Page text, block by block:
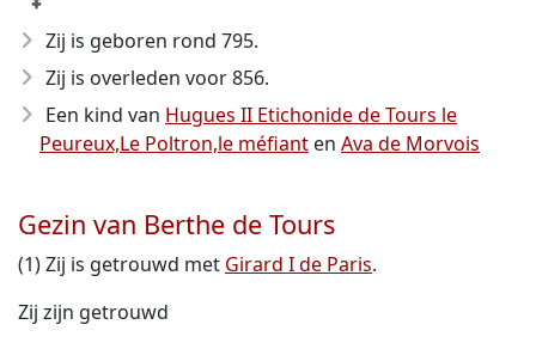
Zij is geboren rond 795.
Zij is overleden voor 856.
Een kind van Hugues II Etichonide de Tours le
Peureux,Le Poltron,le méfiant en Ava de Morvois
Gezin van Berthe de Tours
(1) Zij is getrouwd met Girard I de Paris.
Zij zijn getrouwd